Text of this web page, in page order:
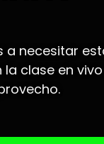
a necesitar
clase en